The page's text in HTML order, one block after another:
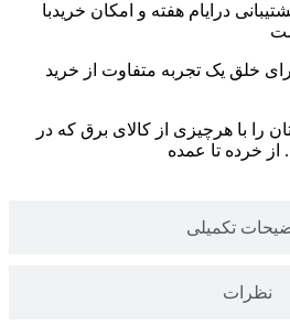
تکمیلی
نظرات
درایام هفته و امکان خریدبا
خلق یک تجربه متفاوت از خرید
را با هرچیزی از کالای برق که در
خرده تا عمده